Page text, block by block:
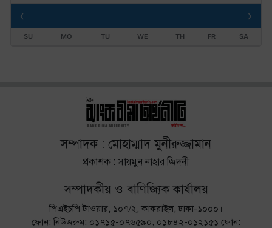
‹ ›
SU MO TU WE TH FR SA
সম্পাদক : মোহাম্মাদ মুনীরুজ্জামান
প্রকাশক : সায়মুন নাহার জিদনী
সম্পাদকীয় ও বাণিজ্যিক কার্যালয়
পিএইচপি টাওয়ার, ১০৭/২, কাকরাইল, ঢাকা-১০০০।
ফোন: নিউজরুম: ০১৭১৫-০৭৬৫৯০, ০১৮৪২-০১২১৫১ ফোন: